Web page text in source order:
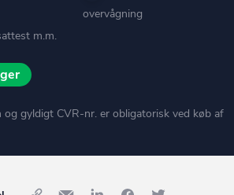
m.m.
overvågning
og gyldigt CVR-nr. er obligatorisk ved køb af